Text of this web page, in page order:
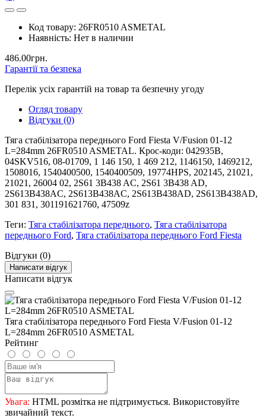
Код товару: 26FR0510 ASMETAL
Наявність: Нет в наличии
486.00грн.
Гарантії та безпека
Перелік усіх гарантій на товар та безпечну угоду
Огляд товару
Відгуки (0)
Тяга стабілізатора переднього Ford Fiesta V/Fusion 01-12
L=284mm 26FR0510 ASMETAL. Крос-коди: 042935B,
04SKV516, 08-01709, 1 146 150, 1 469 212, 1146150, 1469212,
1508016, 1540400500, 1540400509, 19774HPS, 202145, 21021,
21021, 26004 02, 2S61 3B438 AC, 2S61 3B438 AD,
2S613B438AC, 2S613B438AC, 2S613B438AD, 2S613B438AD,
301 831, 301191621760, 47509z
Теги: Тяга стабілізатора переднього, Тяга стабілізатора
переднього Ford, Тяга стабілізатора переднього Ford Fiesta
Відгуки (0)
Написати відгук
Написати відгук
Тяга стабілізатора переднього Ford Fiesta V/Fusion 01-12
L=284mm 26FR0510 ASMETAL
Рейтинг
Увага: HTML розмітка не підтримується. Використовуйте
звичайний текст.